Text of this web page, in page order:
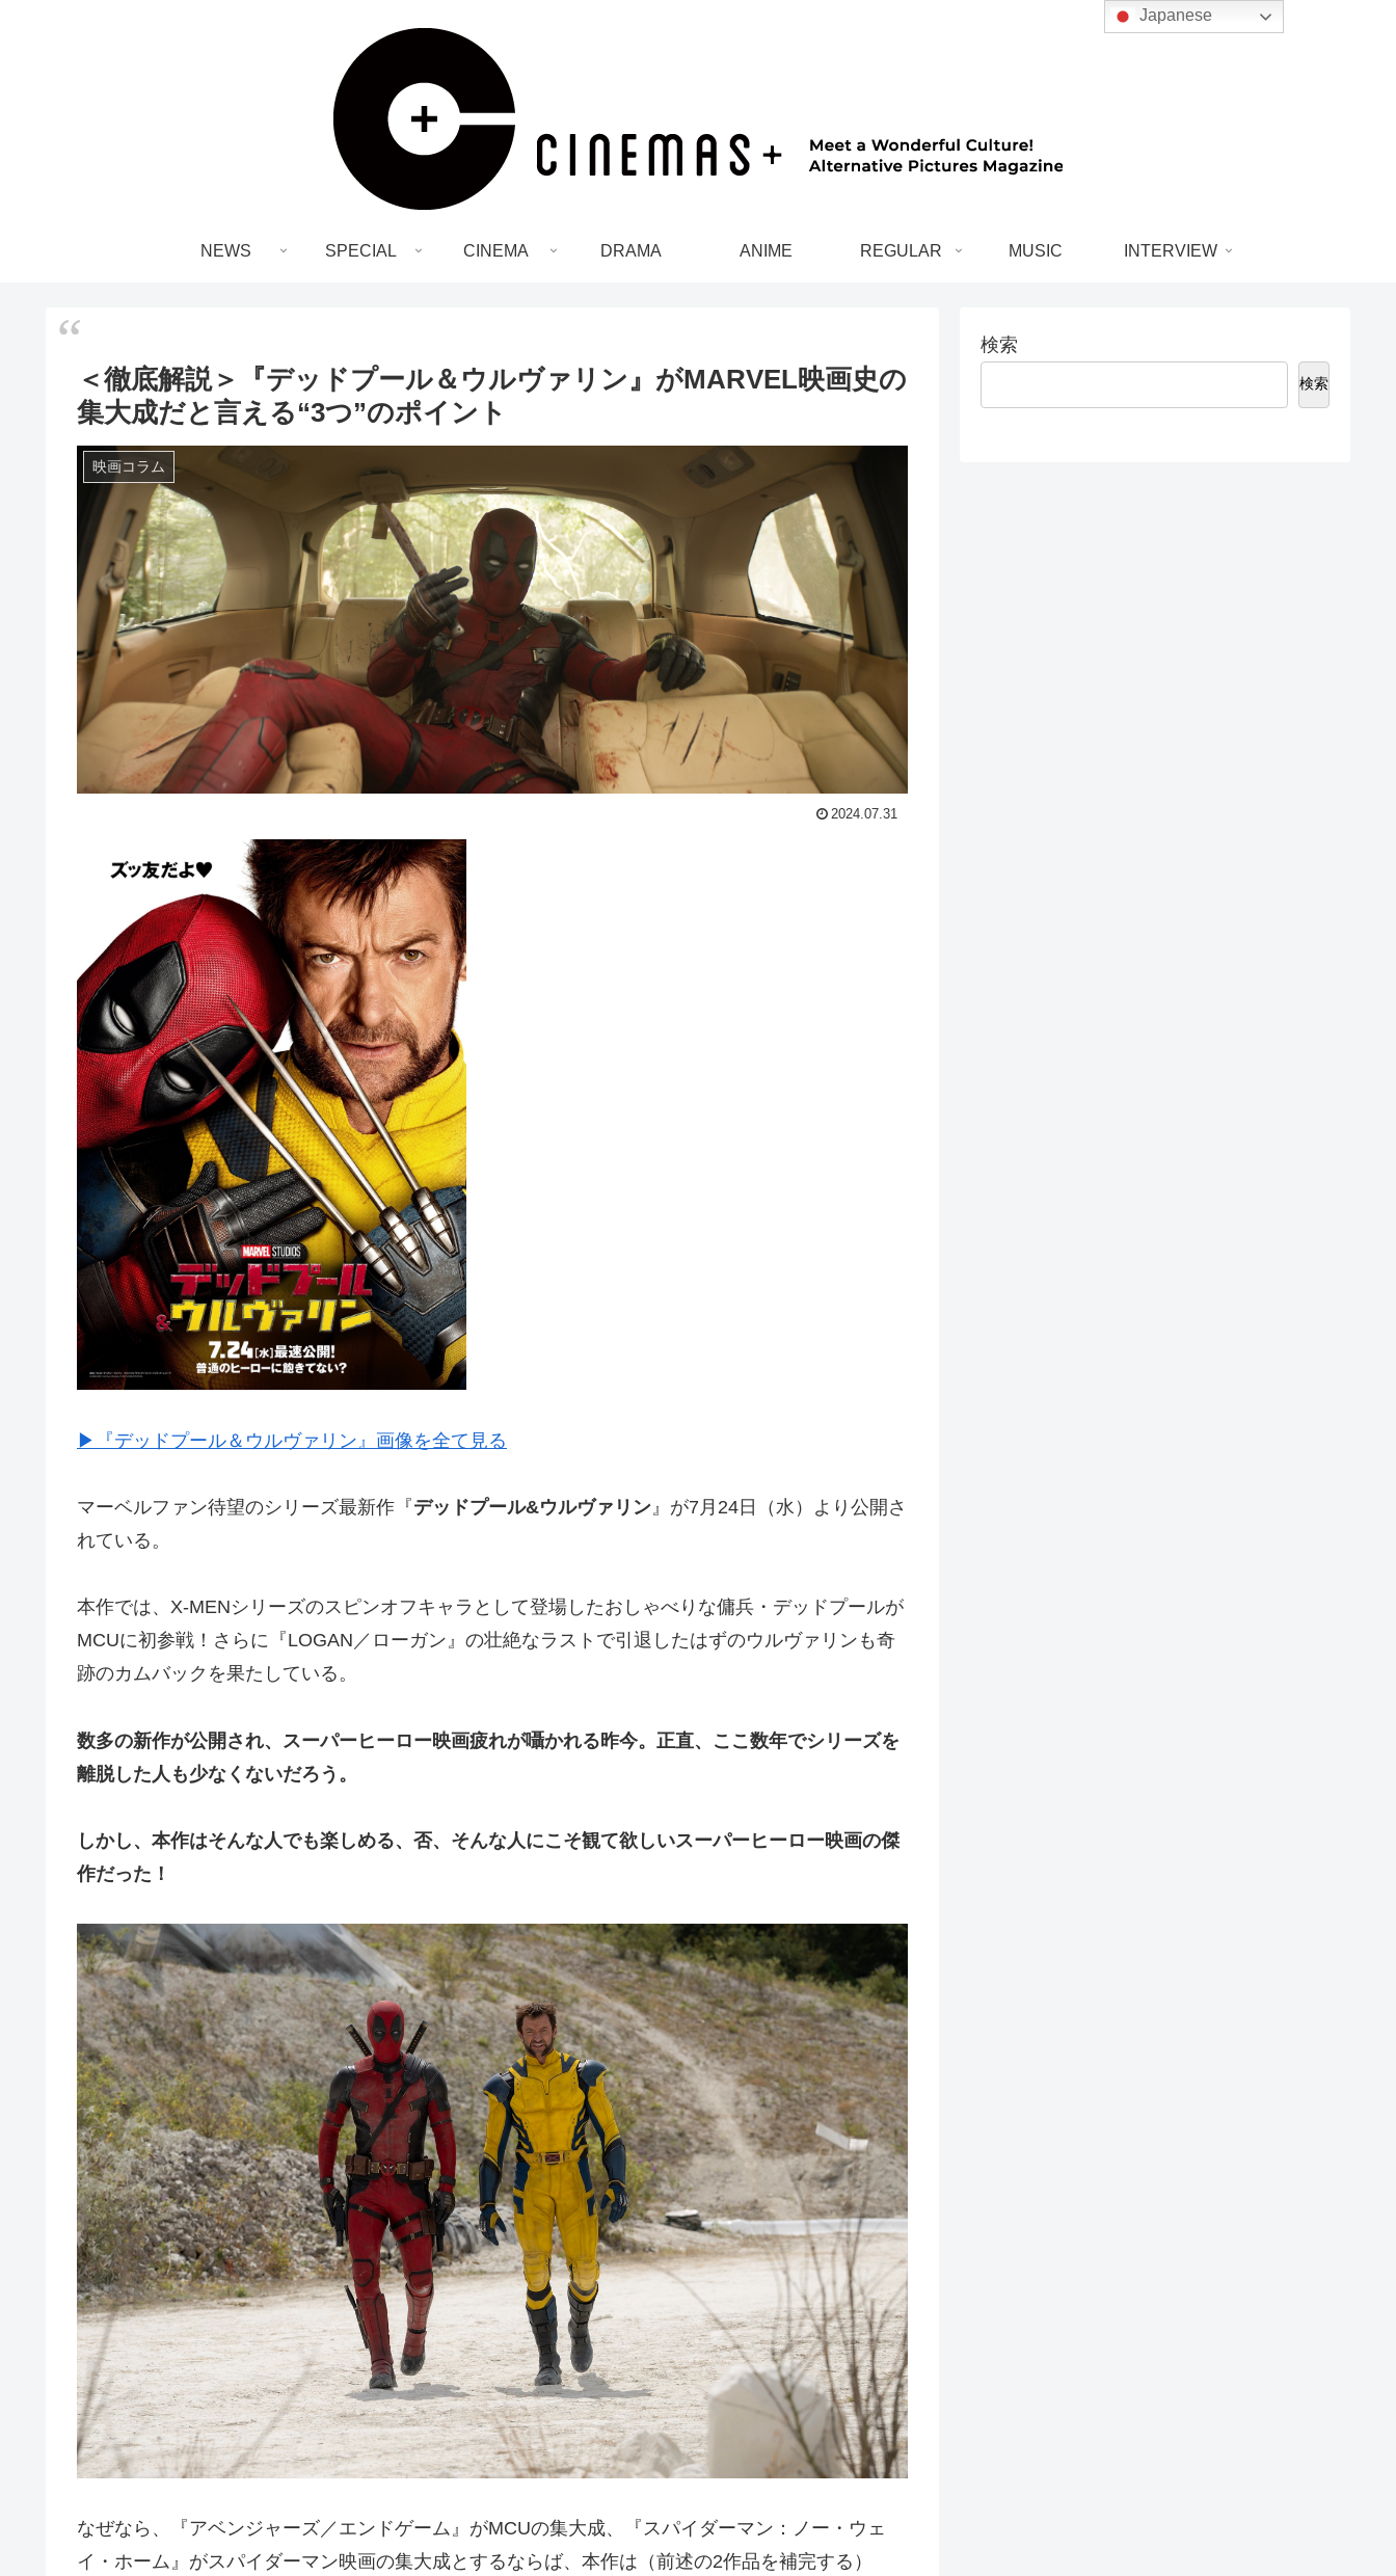
NEWS SPECIAL CINEMA DRAMA ANIME REGULAR MUSIC INTERVIEW
＜徹底解説＞『デッドプール＆ウルヴァリン』がMARVEL映画史の
集大成だと言える“3つ”のポイント
映画コラム
2024.07.31
▶︎『デッドプール＆ウルヴァリン』画像を全て見る
マーベルファン待望のシリーズ最新作『デッドプール&ウルヴァリン 』が7月24日（水）より公開さ
れている。
本作では、X-MENシリーズのスピンオフキャラとして登場したおしゃべりな傭兵・デッドプールが
MCUに初参戦！さらに『LOGAN／ローガン』の壮絶なラストで引退したはずのウルヴァリンも奇
跡のカムバックを果たしている。
数多の新作が公開され、スーパーヒーロー映画疲れが囁かれる昨今。正直、ここ数年でシリーズを
離脱した人も少なくないだろう。
しかし、本作はそんな人でも楽しめる、否、そんな人にこそ観て欲しいスーパーヒーロー映画の傑
作だった！
なぜなら、『アベンジャーズ／エンドゲーム』がMCUの集大成、『スパイダーマン：ノー・ウェ
イ・ホーム』がスパイダーマン映画の集大成とするならば、本作は（前述の2作品を補完する）
検索
検索
Japanese